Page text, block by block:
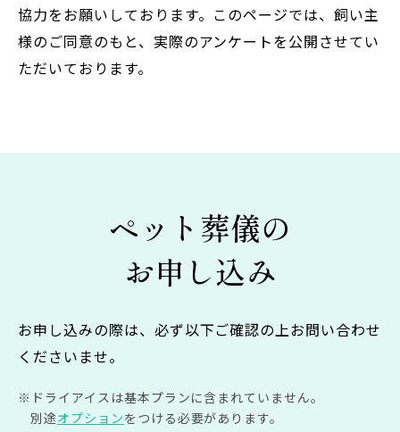
協力をお願いしております。 このページでは、飼い主
様のご同意のもと、 実際のアンケートを公開させてい
ただいております。
ペット葬儀の
お申し込み
お申し込みの際は、必ず以下ご確認の上お問い合わせ
くださいませ。
ドライアイスは基本プランに含まれていません。
別途オプションをつける必要があります。